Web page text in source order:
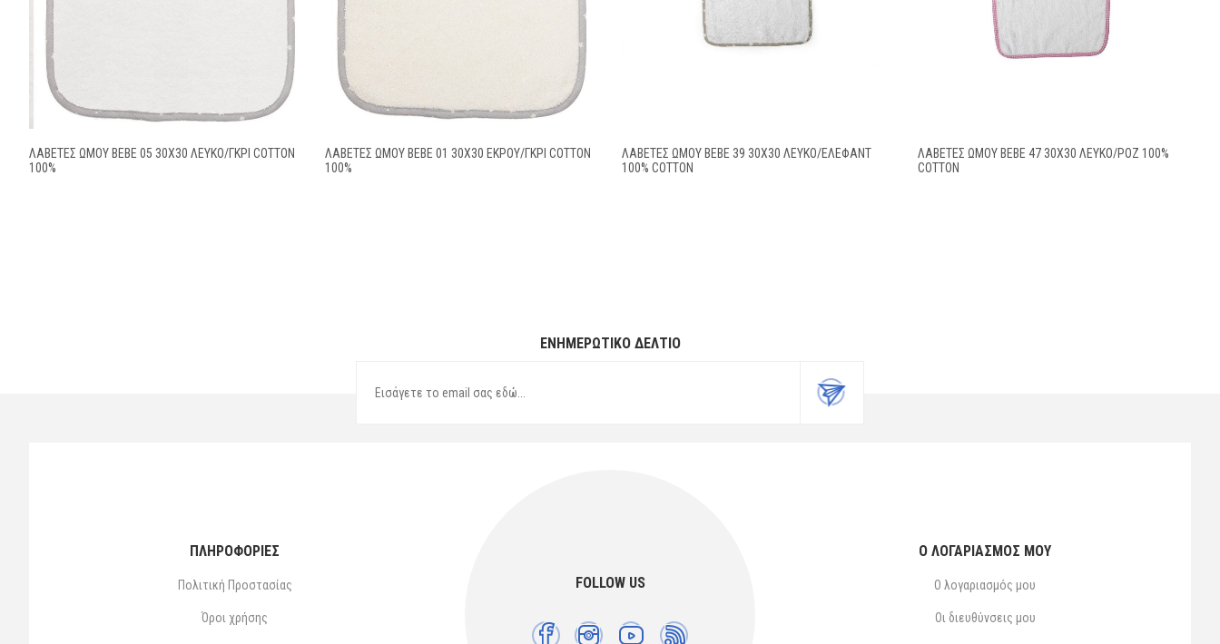
ΛΑΒΕΤΕΣ ΩΜΟΥ BEBE 05 30Χ30 ΛΕΥΚΟ/ΓΚΡΙ COTTON
100%
ΛΑΒΕΤΕΣ ΩΜΟΥ BEBE 01 30Χ30 ΕΚΡΟΥ/ΓΚΡΙ COTTON
100%
ΛΑΒΕΤΕΣ ΩΜΟΥ BEBE 39 30X30 ΛΕΥΚΌ/ΈΛΕΦΑΝΤ
100% COTTON
ΛΑΒΕΤΕΣ ΩΜΟΥ BEBE 47 30X30 ΛΕΥΚΌ/ΡΟΖ 100%
COTTON
ΕΝΗΜΕΡΩΤΙΚΌ ΔΕΛΤΊΟ
FOLLOW US
ΠΛΗΡΟΦΟΡΙΕΣ
Πολιτική Προστασίας
Όροι χρήσης
Ο ΛΟΓΑΡΙΑΣΜΌΣ ΜΟΥ
Ο λογαριασμός μου
Οι διευθύνσεις μου